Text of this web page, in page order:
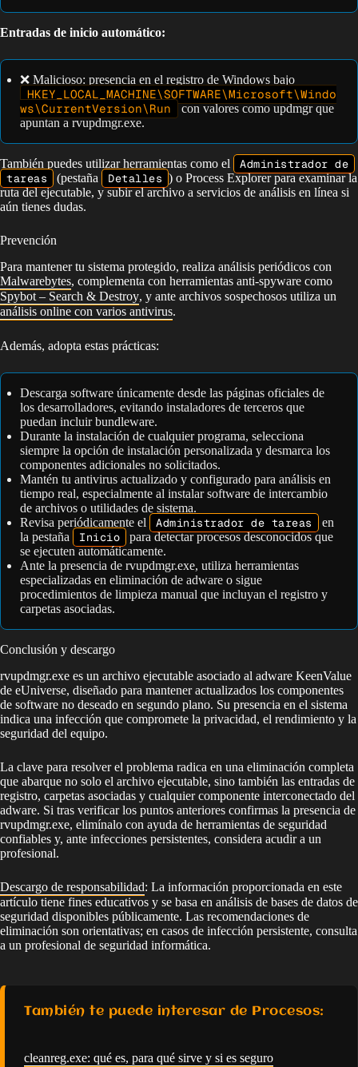
Entradas de inicio automático:
❌ Malicioso: presencia en el registro de Windows bajo
HKEY_LOCAL_MACHINE\SOFTWARE\Microsoft\Windo
ws\CurrentVersion\Run
con valores como updmgr que
apuntan a rvupdmgr.exe.
También puedes utilizar herramientas como el
Administrador de
tareas
(pestaña Detalles ) o Process Explorer para examinar la
ruta del ejecutable, y subir el archivo a servicios de análisis en línea si
aún tienes dudas.
Prevención
Para mantener tu sistema protegido, realiza análisis periódicos con
Malwarebytes, complementa con herramientas anti-spyware como
Spybot – Search & Destroy, y ante archivos sospechosos utiliza un
análisis online con varios antivirus.
Además, adopta estas prácticas:
Descarga software únicamente desde las páginas oficiales de
los desarrolladores, evitando instaladores de terceros que
puedan incluir bundleware.
Durante la instalación de cualquier programa, selecciona
siempre la opción de instalación personalizada y desmarca los
componentes adicionales no solicitados.
Mantén tu antivirus actualizado y configurado para análisis en
tiempo real, especialmente al instalar software de intercambio
de archivos o utilidades de sistema.
Revisa periódicamente el
Administrador de tareas
en
la pestaña
Inicio
para detectar procesos desconocidos que
se ejecuten automáticamente.
Ante la presencia de rvupdmgr.exe, utiliza herramientas
especializadas en eliminación de adware o sigue
procedimientos de limpieza manual que incluyan el registro y
carpetas asociadas.
Conclusión y descargo
rvupdmgr.exe es un archivo ejecutable asociado al adware KeenValue
de eUniverse, diseñado para mantener actualizados los componentes
de software no deseado en segundo plano. Su presencia en el sistema
indica una infección que compromete la privacidad, el rendimiento y la
seguridad del equipo.
La clave para resolver el problema radica en una eliminación completa
que abarque no solo el archivo ejecutable, sino también las entradas de
registro, carpetas asociadas y cualquier componente interconectado del
adware. Si tras verificar los puntos anteriores confirmas la presencia de
rvupdmgr.exe, elimínalo con ayuda de herramientas de seguridad
confiables y, ante infecciones persistentes, considera acudir a un
profesional.
Descargo de responsabilidad: La información proporcionada en este
artículo tiene fines educativos y se basa en análisis de bases de datos de
seguridad disponibles públicamente. Las recomendaciones de
eliminación son orientativas; en casos de infección persistente, consulta
a un profesional de seguridad informática.
También te puede interesar de Procesos:
cleanreg.exe: qué es, para qué sirve y si es seguro